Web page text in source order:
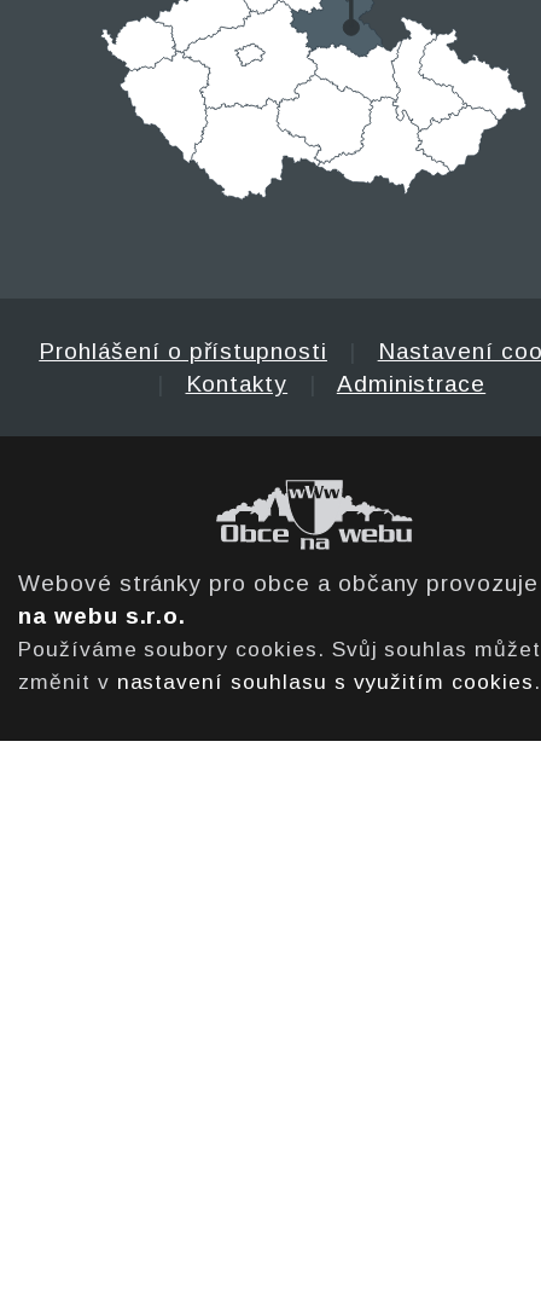
Prohlášení o přístupnosti
Nastavení
Kontakty Administrace
Webové stránky pro obce a občany
na webu s.r.o.
Používáme soubory cookies. Svůj souhlas
změnit v nastavení souhlasu s využitím cookies .